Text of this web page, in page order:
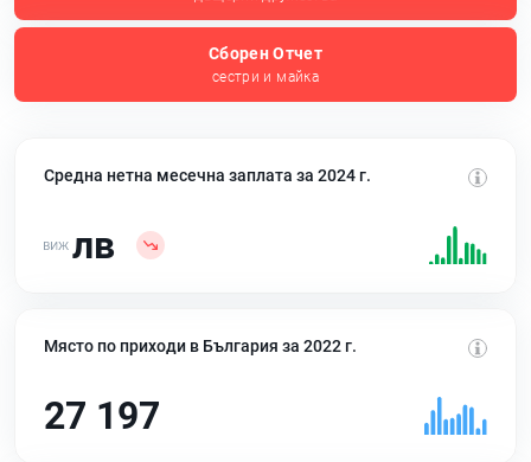
Сборен Отчет
сестри и майка
Средна нетна месечна заплата за 2024 г.
лв
Място по приходи в България за 2022 г.
27 197